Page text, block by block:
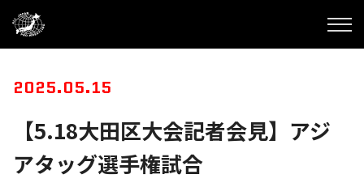
2025.05.15
【5.18大田区大会記者会見】アジ
アタッグ選手権試合